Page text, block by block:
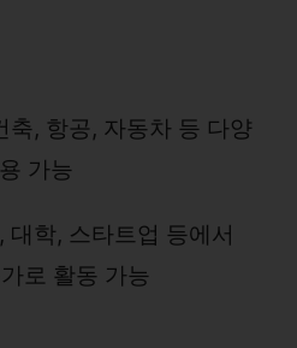
축, 항공, 자동차 등 다양
가능
대학, 스타트업 등에서
로 활동 가능